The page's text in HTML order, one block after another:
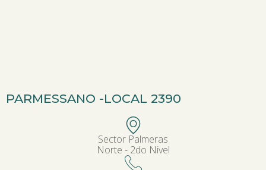
PARMESSANO -LOCAL 2390
Sector Palmeras
Norte - 2do Nivel